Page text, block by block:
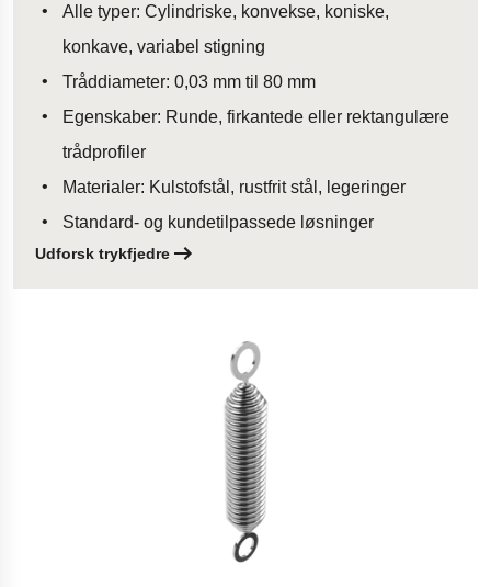
Alle typer: Cylindriske, konvekse, koniske,
konkave, variabel stigning
Tråddiameter: 0,03 mm til 80 mm
Egenskaber: Runde, firkantede eller rektangulære
trådprofiler
Materialer: Kulstofstål, rustfrit stål, legeringer
Standard- og kundetilpassede løsninger
Udforsk trykfjedre